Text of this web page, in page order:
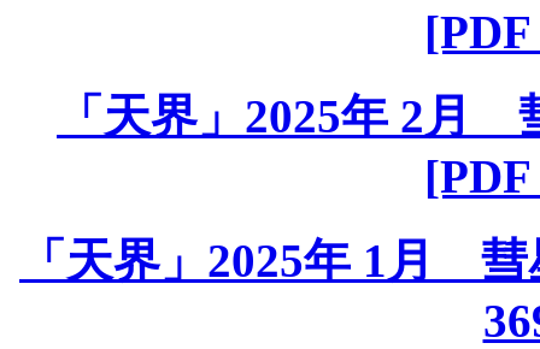
「天界」2025年 2月
「天界」2025年 1月